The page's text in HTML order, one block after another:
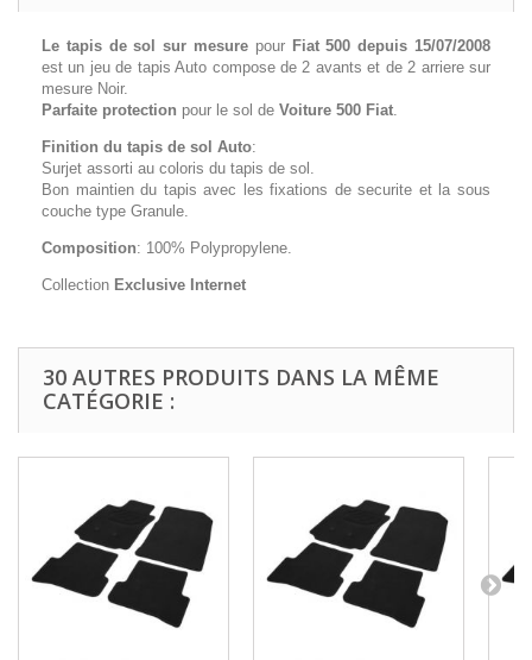
Le tapis de sol sur mesure pour Fiat 500 depuis 15/07/2008
est un jeu de tapis Auto compose de 2 avants et de 2 arriere sur
mesure Noir.
Parfaite protection pour le sol de Voiture 500 Fiat.
Finition du tapis de sol Auto:
Surjet assorti au coloris du tapis de sol.
Bon maintien du tapis avec les fixations de securite et la sous
couche type Granule.
Composition: 100% Polypropylene.
Collection Exclusive Internet
30 AUTRES PRODUITS DANS LA MÊME
CATÉGORIE :